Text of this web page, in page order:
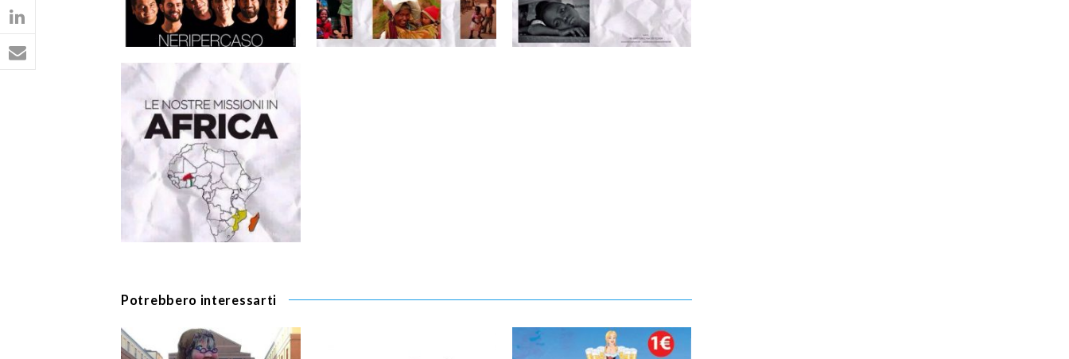
Potrebbero interessarti